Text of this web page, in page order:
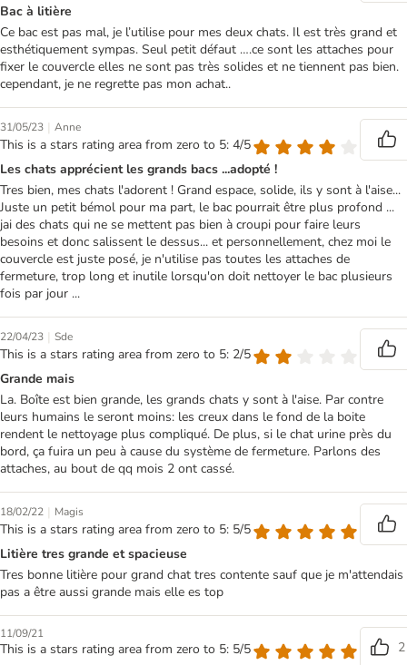
Bac à litière
Ce bac est pas mal, je l’utilise pour mes deux chats. Il est très grand et
esthétiquement sympas. Seul petit défaut ….ce sont les attaches pour
fixer le couvercle elles ne sont pas très solides et ne tiennent pas bien.
cependant, je ne regrette pas mon achat..
31/05/23 | Anne
This is a stars rating area from zero to 5: 4/5
Les chats apprécient les grands bacs ...adopté !
Tres bien, mes chats l'adorent ! Grand espace, solide, ils y sont à l'aise...
Juste un petit bémol pour ma part, le bac pourrait être plus profond ...
jai des chats qui ne se mettent pas bien à croupi pour faire leurs
besoins et donc salissent le dessus... et personnellement, chez moi le
couvercle est juste posé, je n'utilise pas toutes les attaches de
fermeture, trop long et inutile lorsqu'on doit nettoyer le bac plusieurs
fois par jour ...
22/04/23 | Sde
This is a stars rating area from zero to 5: 2/5
Grande mais
La. Boîte est bien grande, les grands chats y sont à l'aise. Par contre
leurs humains le seront moins: les creux dans le fond de la boite
rendent le nettoyage plus compliqué. De plus, si le chat urine près du
bord, ça fuira un peu à cause du système de fermeture. Parlons des
attaches, au bout de qq mois 2 ont cassé.
18/02/22 | Magis
This is a stars rating area from zero to 5: 5/5
Litière tres grande et spacieuse
Tres bonne litière pour grand chat tres contente sauf que je m'attendais
pas a être aussi grande mais elle es top
11/09/21
This is a stars rating area from zero to 5: 5/5 2